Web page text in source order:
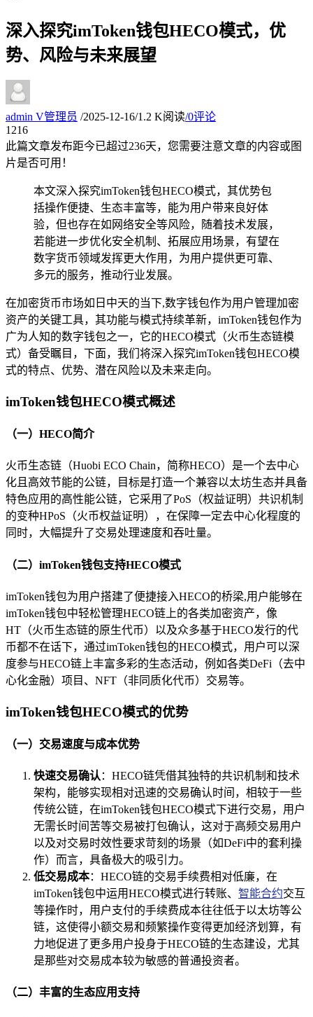
深入探究imToken钱包HECO模式，优
势、风险与未来展望
admin V管理员 /2025-12-16/1.2 K阅读/0评论
1216
此篇文章发布距今已超过236天，您需要注意文章的内容或图
片是否可用！
本文深入探究imToken钱包HECO模式，其优势包
括操作便捷、生态丰富等，能为用户带来良好体
验，但也存在如网络安全等风险，随着技术发展，
若能进一步优化安全机制、拓展应用场景，有望在
数字货币领域发挥更大作用，为用户提供更可靠、
多元的服务，推动行业发展。
在加密货币市场如日中天的当下,数字钱包作为用户管理加密
资产的关键工具，其功能与模式持续革新，imToken钱包作为
广为人知的数字钱包之一，它的HECO模式（火币生态链模
式）备受瞩目，下面，我们将深入探究imToken钱包HECO模
式的特点、优势、潜在风险以及未来走向。
imToken钱包HECO模式概述
（一）HECO简介
火币生态链（Huobi ECO Chain，简称HECO）是一个去中心
化且高效节能的公链，目标是打造一个兼容以太坊生态并具备
特色应用的高性能公链，它采用了PoS（权益证明）共识机制
的变种HPoS（火币权益证明），在保障一定去中心化程度的
同时，大幅提升了交易处理速度和吞吐量。
（二）imToken钱包支持HECO模式
imToken钱包为用户搭建了便捷接入HECO的桥梁,用户能够在
imToken钱包中轻松管理HECO链上的各类加密资产，像
HT（火币生态链的原生代币）以及众多基于HECO发行的代
币都不在话下，通过imToken钱包的HECO模式，用户可以深
度参与HECO链上丰富多彩的生态活动，例如各类DeFi（去中
心化金融）项目、NFT（非同质化代币）交易等。
imToken钱包HECO模式的优势
（一）交易速度与成本优势
快速交易确认 ：HECO链凭借其独特的共识机制和技术
架构，能够实现相对迅速的交易确认时间，相较于一些
传统公链，在imToken钱包HECO模式下进行交易，用户
无需长时间苦等交易被打包确认，这对于高频交易用户
以及对交易时效性要求苛刻的场景（如DeFi中的套利操
作）而言，具备极大的吸引力。
低交易成本：HECO链的交易手续费相对低廉，在
imToken钱包中运用HECO模式进行转账、 智能合约交互
等操作时，用户支付的手续费成本往往低于以太坊等公
链，这使得小额交易和频繁操作变得更加经济划算，有
力地促进了更多用户投身于HECO链的生态建设，尤其
是那些对交易成本较为敏感的普通投资者。
（二）丰富的生态应用支持